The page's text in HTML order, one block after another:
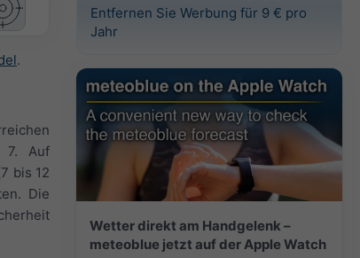
Entfernen Sie Werbung für 9 € pro
Jahr
Wetter direkt am Handgelenk –
meteoblue jetzt auf der Apple Watch
.
7. Auf
bis 12
Die